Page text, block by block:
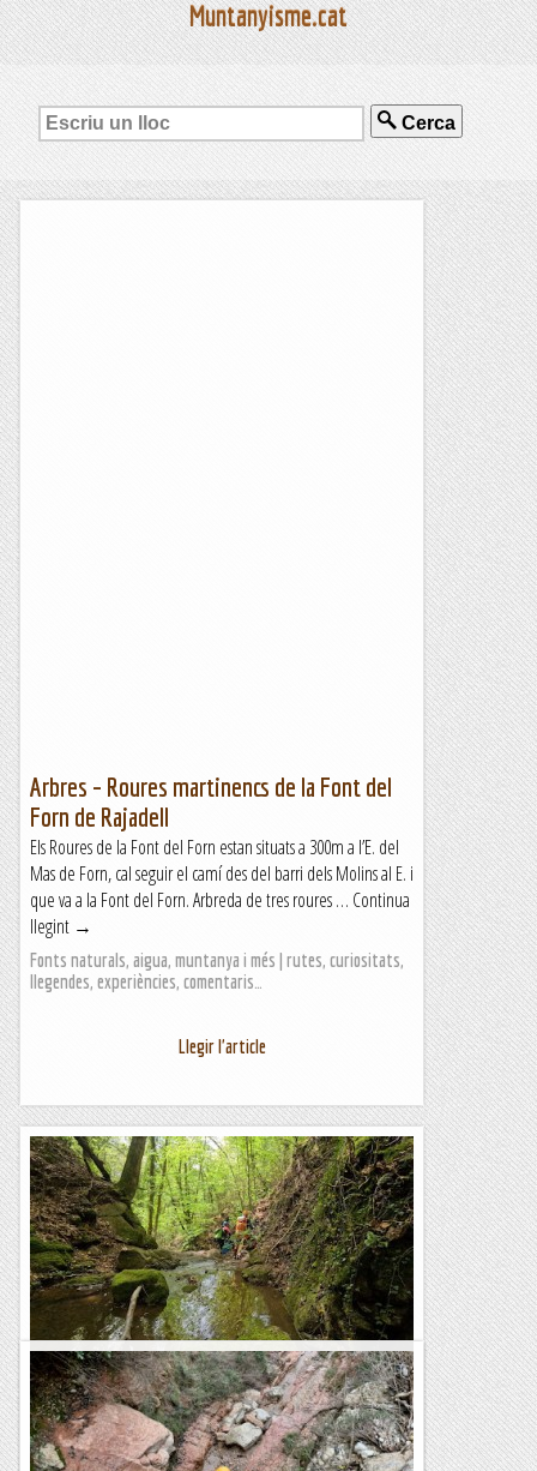
Muntanyisme.cat
Cerca
Arbres – Roures martinencs de la Font del
Forn de Rajadell
Els Roures de la Font del Forn estan situats a 300m a l’E. del
Mas de Forn, cal seguir el camí des del barri dels Molins al E. i
que va a la Font del Forn. Arbreda de tres roures … Continua
llegint →
Fonts naturals, aigua, muntanya i més | rutes, curiositats,
llegendes, experiències, comentaris…
Llegir l'article
Torrents de Cavats i de la Font Gran
Avui hem fet una activitat doble per terres del Ripollès. Hem
iniciat la jornada amb un barranc de col·leccionista i hem
completat la jornada amb un barranc molt...